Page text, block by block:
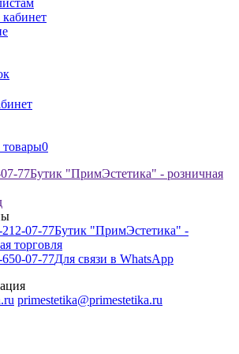
0
77Бутик "ПримЭстетика" - розничная
07-77Бутик "ПримЭстетика" -
торговля
07-77Для связи в WhatsApp
primestetika@primestetika.ru